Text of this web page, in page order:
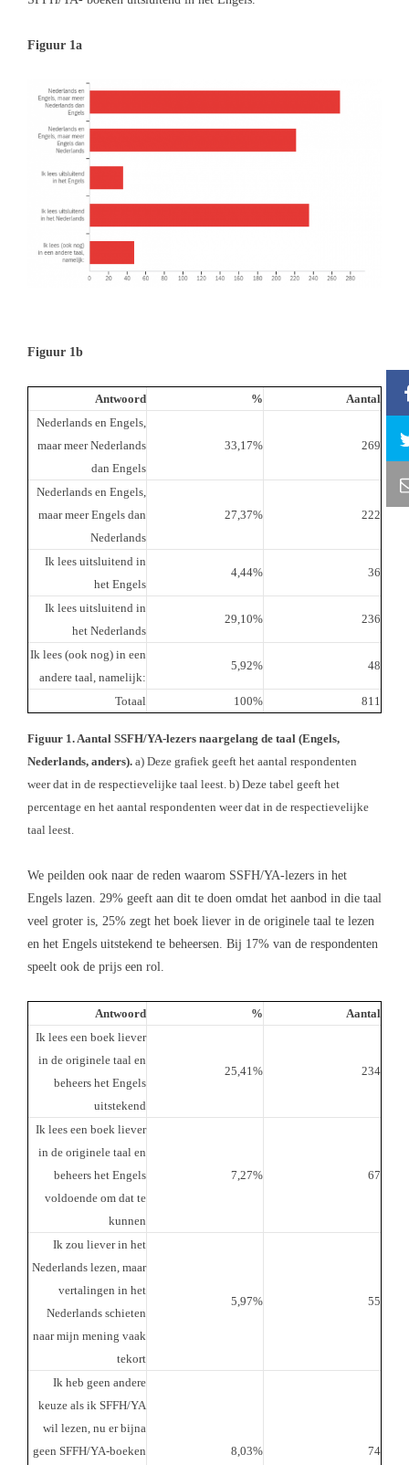
Figuur 1a
Figuur 1b
Antwoord %
Aantal
Nederlands en Engels,
maar meer Nederlands
dan Engels
33,17% 269
Nederlands en Engels,
maar meer Engels dan
Nederlands
27,37% 222
Ik lees uitsluitend in
het Engels
4,44% 36
Ik lees uitsluitend in
het Nederlands
29,10% 236
Ik lees (ook nog) in een
andere taal, namelijk:
5,92% 48
Totaal 100% 811
Figuur 1. Aantal SSFH/YA-lezers naargelang de taal (Engels,
Nederlands, anders). a) Deze grafiek geeft het aantal respondenten
weer dat in de respectievelijke taal leest. b) Deze tabel geeft het
percentage en het aantal respondenten weer dat in de respectievelijke
taal leest.
We peilden ook naar de reden waarom SSFH/YA-lezers in het
Engels lazen. 29% geeft aan dit te doen omdat het aanbod in die taal
veel groter is, 25% zegt het boek liever in de originele taal te lezen
en het Engels uitstekend te beheersen. Bij 17% van de respondenten
speelt ook de prijs een rol.
Antwoord %
Aantal
Ik lees een boek liever
in de originele taal en
beheers het Engels
uitstekend
25,41% 234
Ik lees een boek liever
in de originele taal en
beheers het Engels
voldoende om dat te
kunnen
7,27% 67
Ik zou liever in het
Nederlands lezen, maar
vertalingen in het
Nederlands schieten
naar mijn mening vaak
tekort
5,97% 55
Ik heb geen andere
keuze als ik SFFH/YA
wil lezen, nu er bijna
geen SFFH/YA-boeken
8,03% 74